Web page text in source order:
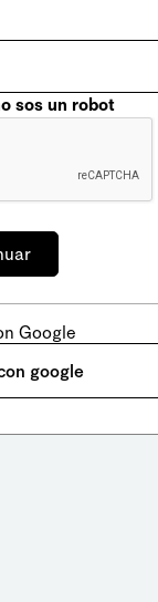
sos un robot
Google
google